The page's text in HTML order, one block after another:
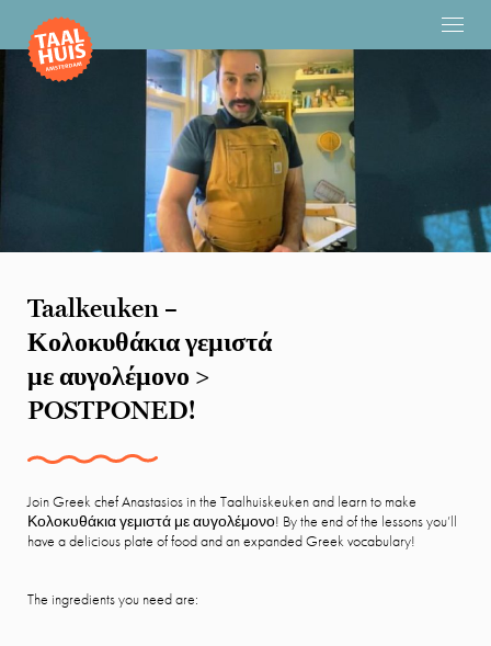
Taalkeuken –
Κολοκυθάκια γεμιστά
με αυγολέμονο >
POSTPONED!
Join Greek chef Anastasios in the Taalhuiskeuken and learn to make
Κολοκυθάκια γεμιστά με αυγολέμονο! By the end of the lessons you’ll
have a delicious plate of food and an expanded Greek vocabulary!
The ingredients you need are: